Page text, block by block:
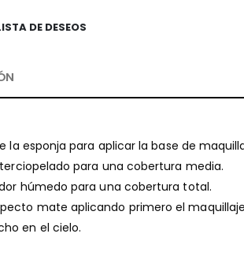
DE DESEOS
la esponja para aplicar la base de
para una cobertura media.
húmedo para una cobertura total.
mate aplicando primero el
en el cielo.